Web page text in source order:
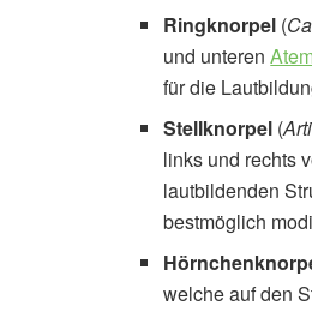
Ringknorpel (
und unteren
für die
Stellknorpel (
links und rechts
lautbildenden
bestmöglich
welche auf den